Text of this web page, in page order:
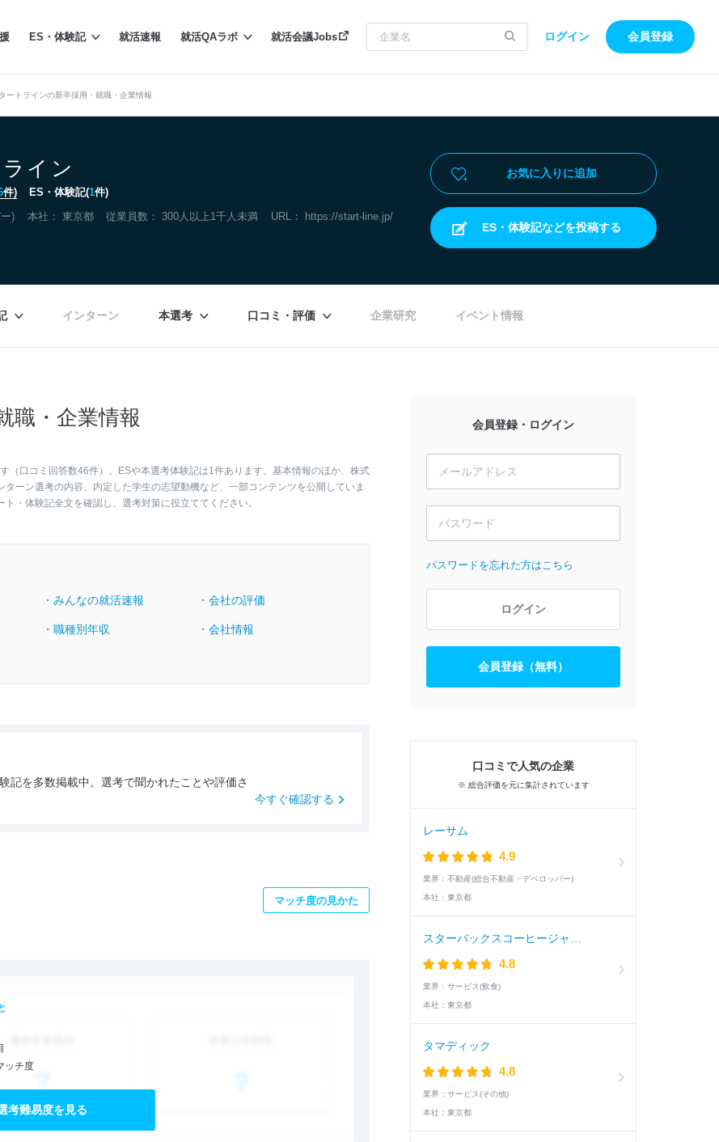
ES・体験記 就活速報 就活QAラボ 就活会議Jobs ログイン 会員登録
ートラインの新卒採用・就職・企業情報
イン
件) ES・体験記(1件)
) 本社： 東京都 従業員数： 300人以上1千人未満 URL： https://start-line.jp/
お気に入りに追加
ES・体験記などを投稿する
インターン 本選考 口コミ・評価 企業研究 イベント情報
職・企業情報
（口コミ回答数46件）。ESや本選考体験記は1件あります。基本情報のほか、株式
ーン選考の内容、内定した学生の志望動機など、一部コンテンツを公開していま
・体験記全文を確認し、選考対策に役立ててください。
・みんなの就活速報 ・会社の評価
・職種別年収 ・会社情報
記を多数掲載中。選考で聞かれたことや評価さ
今すぐ確認する
マッチ度の見かた
ッチ度
考難易度を見る
会員登録・ログイン
パスワードを忘れた方はこちら
ログイン
会員登録（無料）
口コミで人気の企業
※ 総合評価を元に集計されています
レーサム
4.9
業界： 不動産(総合不動産・デベロッパー)
本社： 東京都
4.8
業界： サービス(飲食)
本社： 東京都
タマディック
4.8
業界： サービス(その他)
本社： 東京都